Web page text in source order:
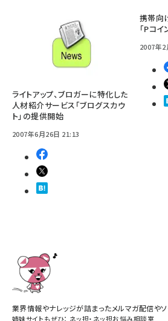
ライトアップ、ブロガーに特化した
人材紹介サービス「ブログスカウ
ト」の提供開始
2007年6月26日 21:13
携帯向
「Pコ
2007年
業界情報やナレッジが詰まったメルマガ配信やソ
姉妹サイトもぜひ： ネッ担・ ネッ担お悩み相談室